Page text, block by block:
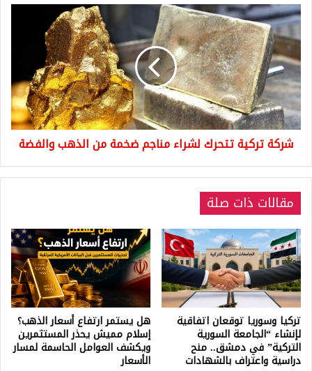
ينجون
بأعجوبة
شركة
تركية
تتحرك
لشراء
مناجم
ضخمة
من
الذهب
والفضة
شركة تركية تتحرك لشراء مناجم ضخمة من الذهب والفضة
مقالات ذات صلة
تركيا وسوريا توقعان اتفاقية
لإنشاء “الجامعة السورية
التركية” في دمشق.. منح
دراسية واعتراف بالشهادات
هل يستمر ارتفاع أسعار الذهب؟
إسلام مميش يحذر المستثمرين
ويكشف العوامل الحاسمة لمسار
الأسعار